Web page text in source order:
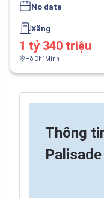
No data
Xăng
1 tỷ 340 triệu
Hồ Chí Minh
Thông